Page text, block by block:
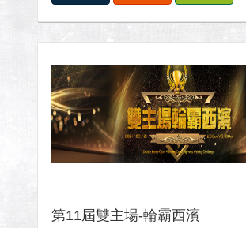
第11屆雙主場-輪霸西濱